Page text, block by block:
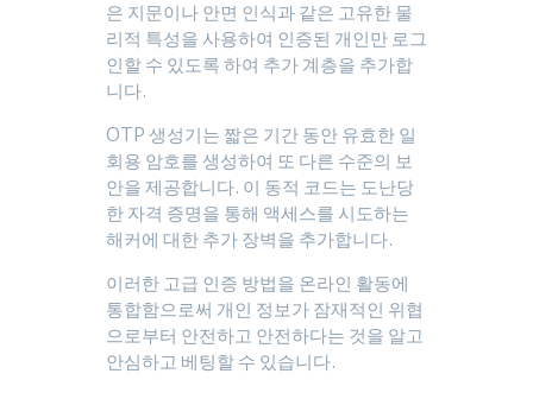
은 지문이나 안면 인식과 같은 고유한 물
리적 특성을 사용하여 인증된 개인만 로그
인할 수 있도록 하여 추가 계층을 추가합
니다.
OTP 생성기는 짧은 기간 동안 유효한 일
회용 암호를 생성하여 또 다른 수준의 보
안을 제공합니다. 이 동적 코드는 도난당
한 자격 증명을 통해 액세스를 시도하는
해커에 대한 추가 장벽을 추가합니다.
이러한 고급 인증 방법을 온라인 활동에
통합함으로써 개인 정보가 잠재적인 위협
으로부터 안전하고 안전하다는 것을 알고
안심하고 베팅할 수 있습니다.